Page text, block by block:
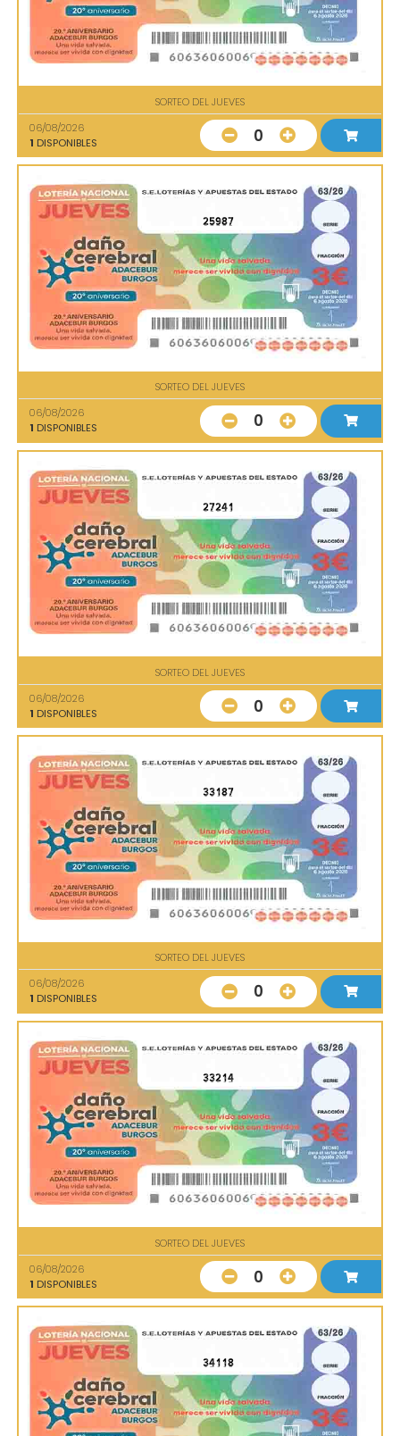
SORTEO DEL JUEVES
06/08/2026
1 DISPONIBLES 0
25987
SORTEO DEL JUEVES
06/08/2026
1 DISPONIBLES 0
27241
SORTEO DEL JUEVES
06/08/2026
1 DISPONIBLES 0
33187
SORTEO DEL JUEVES
06/08/2026
1 DISPONIBLES 0
33214
SORTEO DEL JUEVES
06/08/2026
1 DISPONIBLES 0
34118